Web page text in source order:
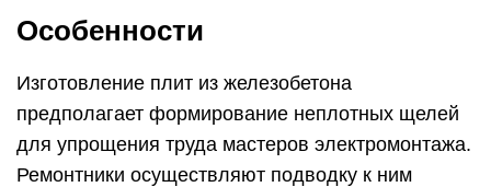
Особенности
Изготовление плит из железобетона
предполагает формирование неплотных щелей
для упрощения труда мастеров электромонтажа.
Ремонтники осуществляют подводку к ним